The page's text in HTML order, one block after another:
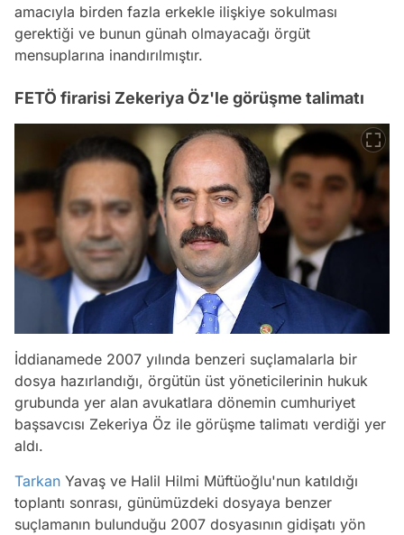
amacıyla birden fazla erkekle ilişkiye sokulması
gerektiği ve bunun günah olmayacağı örgüt
mensuplarına inandırılmıştır.
FETÖ firarisi Zekeriya Öz'le görüşme talimatı
İddianamede 2007 yılında benzeri suçlamalarla bir
dosya hazırlandığı, örgütün üst yöneticilerinin hukuk
grubunda yer alan avukatlara dönemin cumhuriyet
başsavcısı Zekeriya Öz ile görüşme talimatı verdiği yer
aldı.
Tarkan Yavaş ve Halil Hilmi Müftüoğlu'nun katıldığı
toplantı sonrası, günümüzdeki dosyaya benzer
suçlamanın bulunduğu 2007 dosyasının gidişatı yön